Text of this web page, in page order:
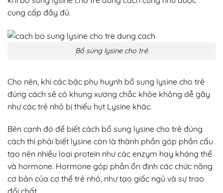
cung cấp đầy đủ.
Bổ sung lysine cho trẻ
Cho nên, khi các bậc phụ huynh bổ sung lysine cho trẻ
đúng cách sẽ có khung xương chắc khỏe không dễ gãy
như các trẻ nhỏ bị thiếu hụt Lysine khác.
Bên cạnh đó để biết cách bổ sung lysine cho trẻ đúng
cách thì phải biết lysine còn là thành phần góp phần cấu
tạo nên nhiều loại protein như các enzym hay kháng thể
và hormone. Hormone góp phần ổn định các chức năng
cơ bản của cơ thể trẻ nhỏ, như tạo giấc ngủ và sự trao